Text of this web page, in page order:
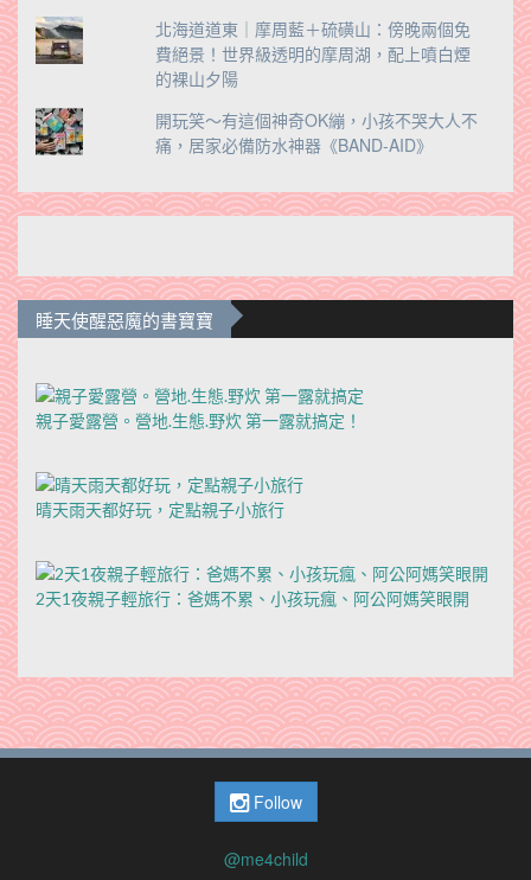
北海道道東｜摩周藍＋硫磺山：傍晚兩個免
費絕景！世界級透明的摩周湖，配上噴白煙
的裸山夕陽
開玩笑～有這個神奇OK繃，小孩不哭大人不
痛，居家必備防水神器《BAND-AID》
睡天使醒惡魔的書寶寶
親子愛露營。營地.生態.野炊 第一露就搞定！
晴天雨天都好玩，定點親子小旅行
2天1夜親子輕旅行：爸媽不累、小孩玩瘋、阿公阿媽笑眼開
Follow
@me4child